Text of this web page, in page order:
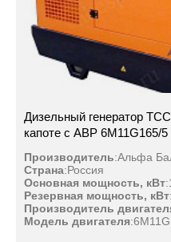
Дизельный генератор
капоте с АВР 6M11G165/5
Производитель:Альфа
Страна:Россия
Основная мощность, кВт:
Резервная мощность, кВт:
Производитель
Модель двигателя: